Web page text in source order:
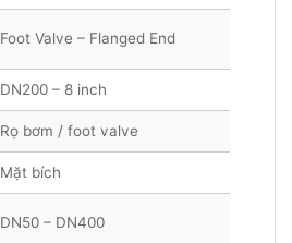
Foot Valve – Flanged End
DN200 – 8 inch
Rọ bơm / foot valve
Mặt bích
DN50 – DN400